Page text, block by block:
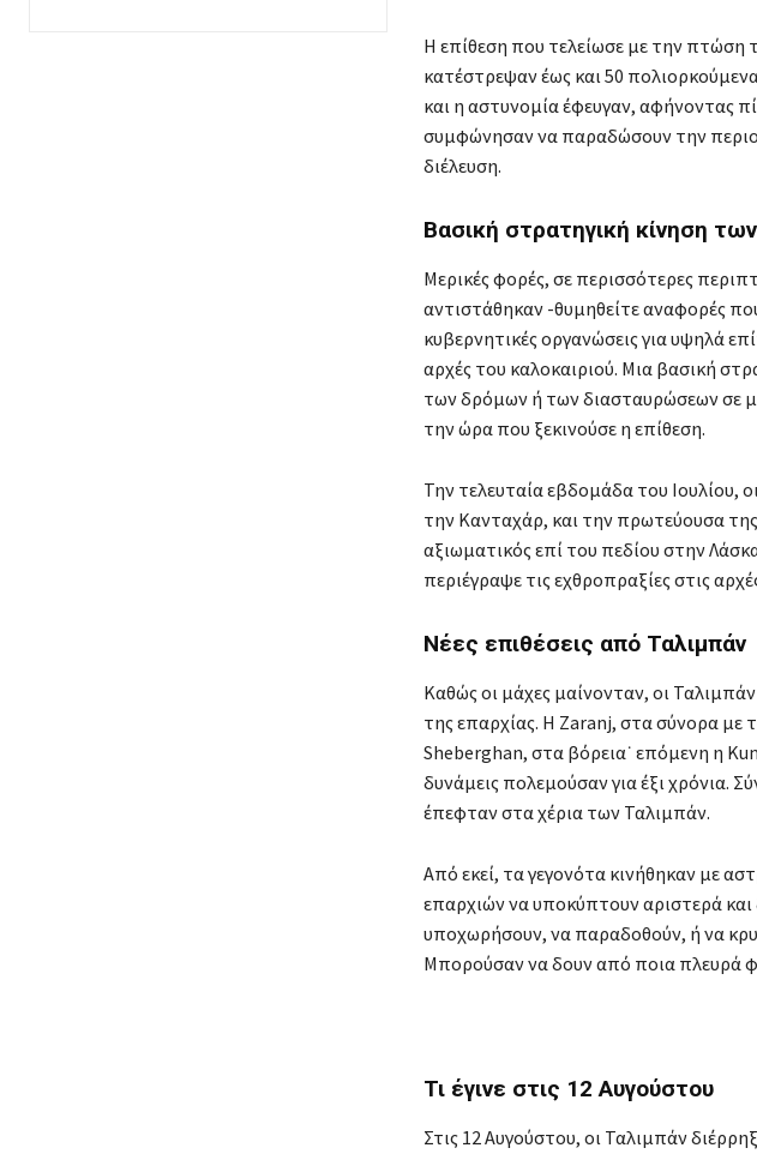
Η επίθεση που τελείωσε με την πτώση
κατέστρεψαν έως και 50
και η αστυνομία έφευγαν, αφήνοντας
συμφώνησαν να παραδώσουν την
διέλευση.
Βασική στρατηγική κίνηση
Μερικές φορές, σε περισσότερες
αντιστάθηκαν -θυμηθείτε αναφορές
κυβερνητικές οργανώσεις για υψηλά
αρχές του καλοκαιριού. Μια βασική
των δρόμων ή των διασταυρώσεων σε
την ώρα που ξεκινούσε η επίθεση.
Την τελευταία εβδομάδα του Ιουλίου,
την Κανταχάρ, και την πρωτεύουσα
αξιωματικός επί του πεδίου στην
περιέγραψε τις εχθροπραξίες στις
Νέες επιθέσεις από Ταλιμπάν
Καθώς οι μάχες μαίνονταν, οι
της επαρχίας. Η Zaranj, στα σύνορα με
Sheberghan, στα βόρεια˙ επόμενη η
δυνάμεις πολεμούσαν για έξι χρόνια.
έπεφταν στα χέρια των Ταλιμπάν.
Από εκεί, τα γεγονότα κινήθηκαν με
επαρχιών να υποκύπτουν αριστερά και
υποχωρήσουν, να παραδοθούν, ή να
Μπορούσαν να δουν από ποια πλευρά
Τι έγινε στις 12 Αυγούστου
Στις 12 Αυγούστου, οι Ταλιμπάν